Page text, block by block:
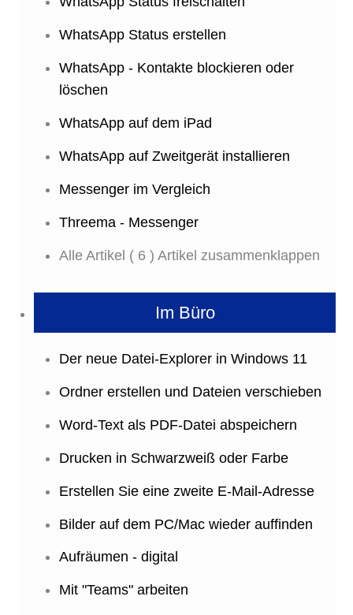
WhatsApp Status erstellen
WhatsApp - Kontakte blockieren oder
löschen
WhatsApp auf dem iPad
WhatsApp auf Zweitgerät installieren
Messenger im Vergleich
Threema - Messenger
Alle Artikel ( 6 ) Artikel zusammenklappen
Im Büro
Der neue Datei-Explorer in Windows 11
Ordner erstellen und Dateien verschieben
Word-Text als PDF-Datei abspeichern
Drucken in Schwarzweiß oder Farbe
Erstellen Sie eine zweite E-Mail-Adresse
Bilder auf dem PC/Mac wieder auffinden
Aufräumen - digital
Mit "Teams" arbeiten